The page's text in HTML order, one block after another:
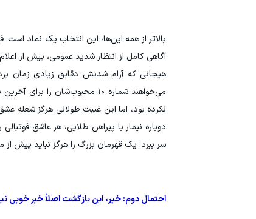
بالاتر از همه این‌ها، این انتخاب یک نماد
آگاهی کامل از انتظار شدید عمومی، پیش از
هیجانی که آرام شدنش دقایق زیادی زمان
نکرده بود، اما این غیبت طولانی هرگز شعله
دوباره نیمار با پیراهن طلایی، هر عاشق
سر ببرد. یک قهرمان بزرگ را هرگز نباید پیش
احتمال دوم: خیر، این بازگشت اصلاً خبر خوبی